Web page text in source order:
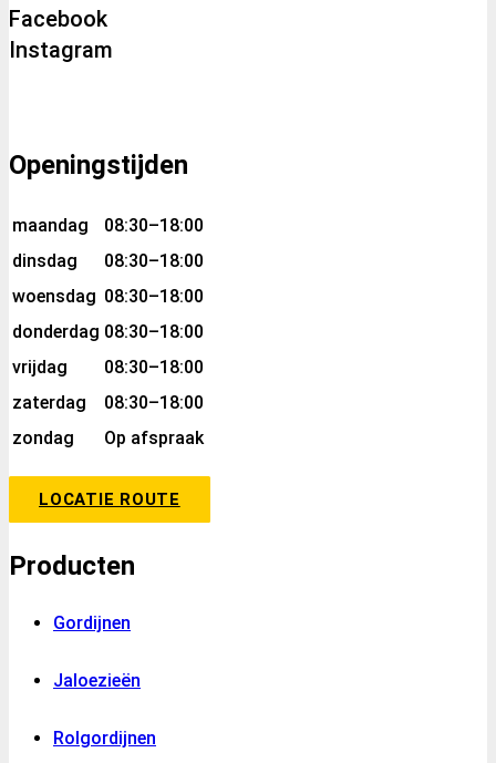
Facebook
Instagram
Openingstijden
maandag
08:30–18:00
dinsdag
08:30–18:00
woensdag 08:30–18:00
donderdag 08:30–18:00
vrijdag
08:30–18:00
zaterdag
08:30–18:00
zondag
Op afspraak
LOCATIE ROUTE
Producten
Gordijnen
Jaloezieën
Rolgordijnen